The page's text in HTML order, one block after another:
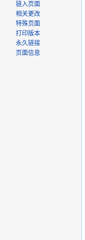
链入页面
相关更改
特殊页面
打印版本
永久链接
页面信息